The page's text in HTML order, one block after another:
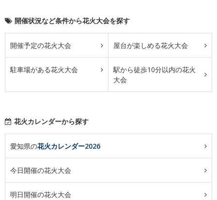
開催状況など条件から花火大会を探す
開催予定の花火大会 屋台が楽しめる花火大会
駐車場がある花火大会
駅から徒歩10分以内の花火
大会
花火カレンダーから探す
愛知県の花火カレンダー2026
今日開催の花火大会
明日開催の花火大会